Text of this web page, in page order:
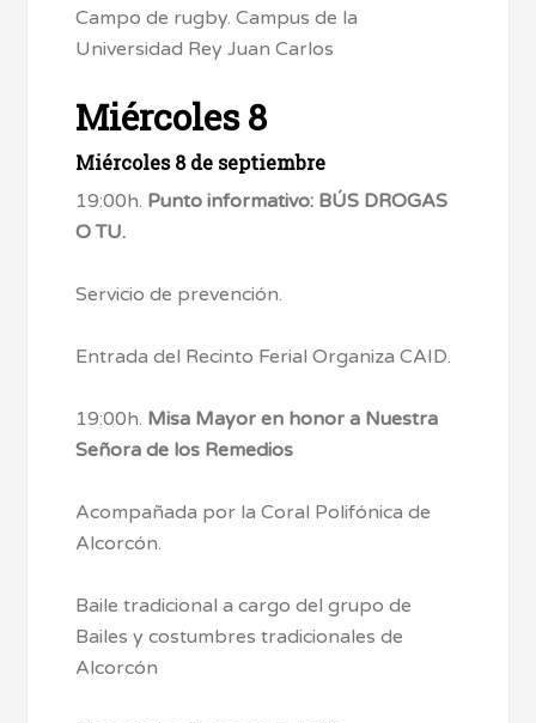
Campo de rugby. Campus de la
Universidad Rey Juan Carlos
Miércoles 8
Miércoles 8 de septiembre
19:00h. Punto informativo: BÚS DROGAS
O TU.
Servicio de prevención.
Entrada del Recinto Ferial Organiza CAID.
19:00h. Misa Mayor en honor a Nuestra
Señora de los Remedios
Acompañada por la Coral Polifónica de
Alcorcón.
Baile tradicional a cargo del grupo de
Bailes y costumbres tradicionales de
Alcorcón